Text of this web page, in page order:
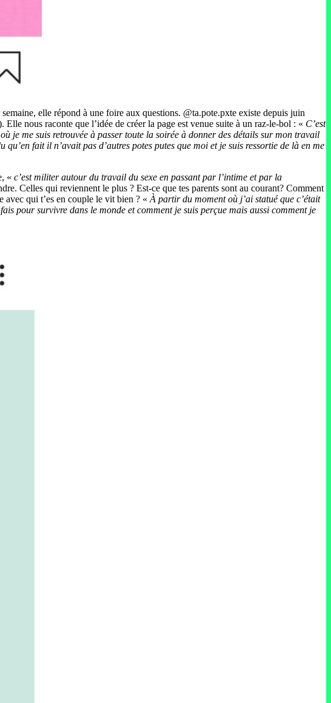
elle répond à une foire aux questions. @ta.pote.pxte existe depuis juin
nous raconte que l’idée de créer la page est venue suite à un raz-le-bol : « C’est
je me suis retrouvée à passer toute la soirée à donner des détails sur mon travail
fait il n’avait pas d’autres potes putes que moi et je suis ressortie de là en me
« c’est militer autour du travail du sexe en passant par l’intime et par la
Celles qui reviennent le plus ? Est-ce que tes parents sont au courant? Comment
avec qui t’es en couple le vit bien ? « À partir du moment où j’ai statué que c’était
pour survivre dans le monde et comment je suis perçue mais aussi comment je